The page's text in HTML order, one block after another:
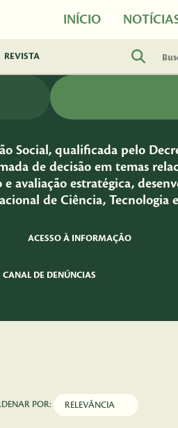
INÍCIO
REVISTA
Social, qualificada pelo
de decisão em temas
e avaliação estratégica,
de Ciência, Tecnologia
ACESSO À INFORMAÇÃO
CANAL DE DENÚNCIAS
POR: